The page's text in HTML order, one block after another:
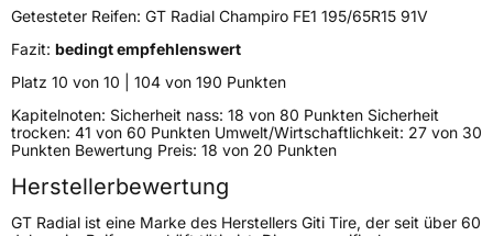
Höchstlast560 kg
Gewicht (in kg)8,37 kg
Generelle Merkmale
FahrzeugtypPKW
ModellnameChampiro FE1
FahrzeugartPKW & SUV
Getesteter Reifen: GT Radial Champiro FE1 195/65R15 91V
Fazit: bedingt empfehlenswert
Platz 10 von 10 | 104 von 190 Punkten
Kapitelnoten: Sicherheit nass: 18 von 80 Punkten Sicherheit
trocken: 41 von 60 Punkten Umwelt/Wirtschaftlichkeit: 27 von 30
Punkten Bewertung Preis: 18 von 20 Punkten
Herstellerbewertung
GT Radial ist eine Marke des Herstellers Giti Tire, der seit über 60